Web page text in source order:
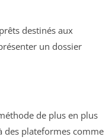
destinés aux
un dossier
de plus en plus
des plateformes comme